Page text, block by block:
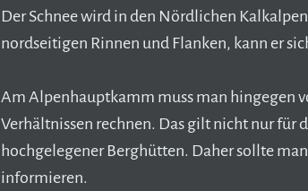
Der Schnee wird in den Nördlichen
nordseitigen Rinnen und Flanken, kann er
Am Alpenhauptkamm muss man hingegen
Verhältnissen rechnen. Das gilt nicht nur für
hochgelegener Berghütten. Daher sollte
informieren.